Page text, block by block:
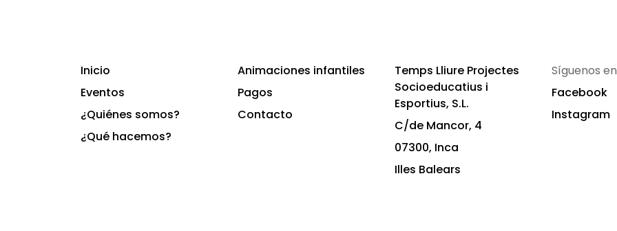
Inicio
Eventos
¿Quiénes somos?
¿Qué hacemos?
Animaciones infantiles
Pagos
Contacto
Temps Lliure Projectes
Socioeducatius i
Esportius, S.L.
C/de Mancor, 4
07300, Inca
Illes Balears
Síguenos en
Facebook
Instagram